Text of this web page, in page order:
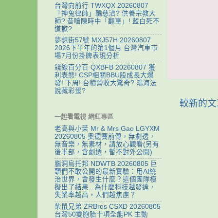
較新的
台灣向前行 TWXQX 20260807
「神鬼律師」騙慈濟? 供養宗教大
師? 昔嗆陳時中「翻車」! 藍白死不
道歉?
夢想街57號 MXJ57H 20260807
2026下半年的第1個月 台灣汽車市
場7月份掛牌表現分析
錢線百分百 QXBFB 20260807 獲
利表態! CSP相關BBU股成長大爆
發! 下周! 台積營收大驚奇? 鴻海法
說藏彩蛋?
一起看電視 網紅專區
老高與小茉 Mr & Mrs Gao LGYXM
20260805 奧德賽前傳，無劇透，
無音樂，無素材，請放心觀看(另有
後半部，含劇透，暫不對外公開)
腦洞烏托邦 NDWTB 20260805 巨
頭們不敢公開的最新實驗：用AI統
治世界，會發生什麼？這個團隊模
擬出了結果...為什麼科技越發達，
失業率越高，人們越焦慮？
柴鼠兄弟 ZRBros CSXD 20260805
台灣50雙胞胎十項全能PK 主動